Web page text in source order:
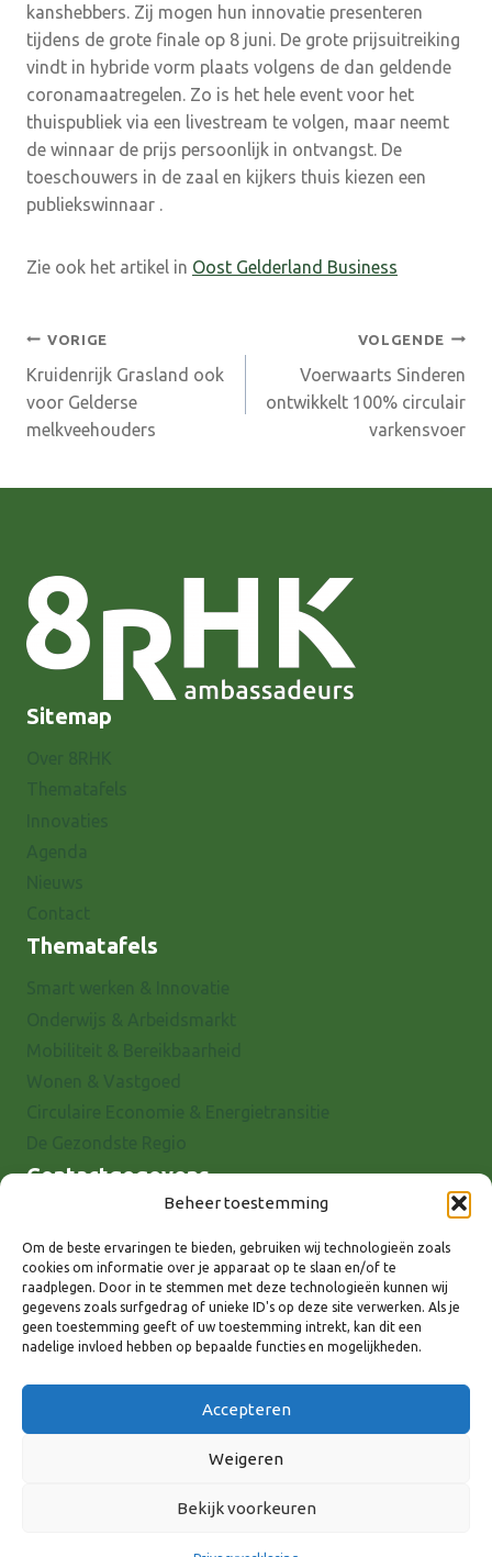
Beheer toestemming
Om de beste ervaringen te bieden, gebruiken wij technologieën zoals
cookies om informatie over je apparaat op te slaan en/of te
raadplegen. Door in te stemmen met deze technologieën kunnen wij
gegevens zoals surfgedrag of unieke ID's op deze site verwerken. Als je
geen toestemming geeft of uw toestemming intrekt, kan dit een
nadelige invloed hebben op bepaalde functies en mogelijkheden.
Accepteren
Weigeren
Bekijk voorkeuren
kanshebbers. Zij mogen hun innovatie presenteren
tijdens de grote finale op 8 juni. De grote prijsuitreiking
vindt in hybride vorm plaats volgens de dan geldende
coronamaatregelen. Zo is het hele event voor het
thuispubliek via een livestream te volgen, maar neemt
de winnaar de prijs persoonlijk in ontvangst. De
toeschouwers in de zaal en kijkers thuis kiezen een
publiekswinnaar .
Zie ook het artikel in Oost Gelderland Business
Bericht
navigatie
VORIGE
Kruidenrijk Grasland ook
voor Gelderse
melkveehouders
VOLGENDE
Voerwaarts Sinderen
ontwikkelt 100% circulair
varkensvoer
Sitemap
Thematafels
Contactgegevens
7001 EX Doetinchem
E-mail: info@8rhk.nl
Telefoonnummers
Privacyverklaring